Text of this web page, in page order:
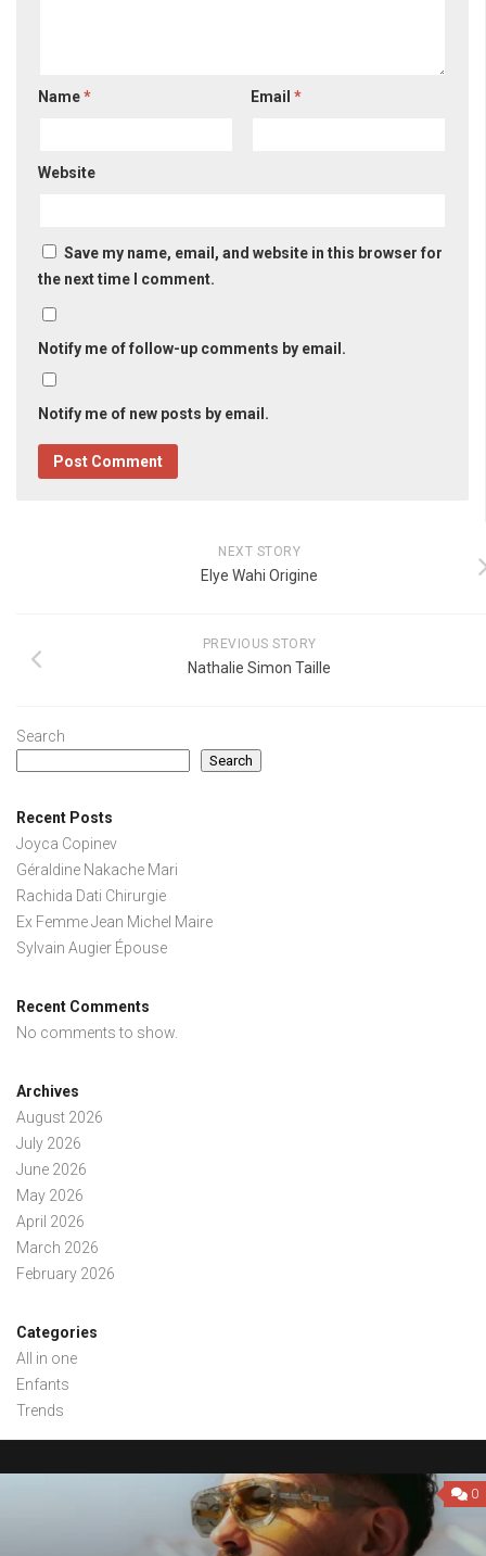
Name* Email*
Website
Save my name, email, and website in this browser for
the next time I comment.
Notify me of follow-up comments by email.
Notify me of new posts by email.
NEXT STORY
Elye Wahi Origine
PREVIOUS STORY
Nathalie Simon Taille
Search
Search
Recent Posts
Joyca Copinev
Géraldine Nakache Mari
Rachida Dati Chirurgie
Ex Femme Jean Michel Maire
Sylvain Augier Épouse
Recent Comments
No comments to show.
Archives
August 2026
July 2026
June 2026
May 2026
April 2026
March 2026
February 2026
Categories
All in one
Enfants
Trends
0